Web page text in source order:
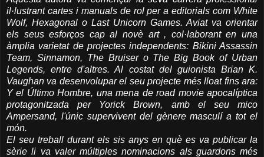
il·lustrant cartes i manuals de rol per a editorials com White
Wolf, Hexagonal o Last Unicorn Games. Aviat va orientar
els seus esforços cap al novè art , col·laborant en una
àmplia varietat de projectes independents: Bikini Assassin
Team, Sinnamon, The Bruiser o The Big Book of Urban
Legends, entre d'altres. Al costat del guionista Brian K.
Vaughan va desenvolupar el seu projecte més lloat fins ara:
Y el Último Hombre, una mena de road movie apocalíptica
protagonitzada per Yorick Brown, amb el seu mico
Ampersand, l'únic supervivent del gènere masculí a tot el
món.
El seu treball durant els sis anys en què es va publicar la
sèrie li va valer múltiples nominacions als guardons més